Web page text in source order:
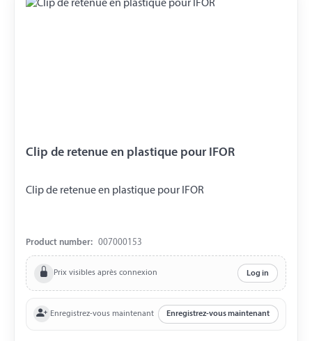
Clip de retenue en plastique pour IFOR
Clip de retenue en plastique pour IFOR
Product number: 007000153
Prix visibles après connexion Log in
Enregistrez-vous maintenant Enregistrez-vous maintenant